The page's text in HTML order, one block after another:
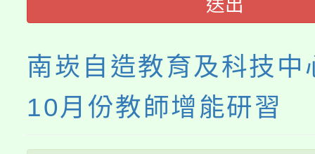
展演活動實施計畫」
送出
南崁自造教育及科技
10月份教師增能研習